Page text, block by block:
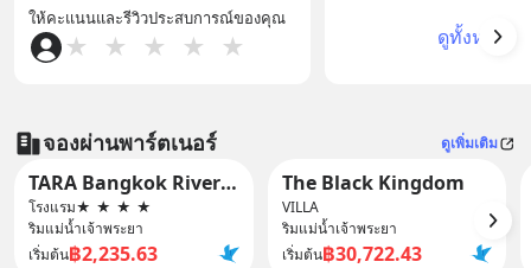
ให้คะแนนและรีวิวประสบการณ์ของคุณ
★ ★ ★ ★ ★ ดูทั้งหมด
จองผ่านพาร์ตเนอร์ ดูเพิ่มเติม
TARA Bangkok Riverside (formerly GLOW Bangkok Riverside)
โรงแรม★ ★ ★ ★
ริมแม่น้ำเจ้าพระยา
เริ่มต้น฿2,235.63
The Black Kingdom
VILLA
ริมแม่น้ำเจ้าพระยา
เริ่มต้น฿30,722.43